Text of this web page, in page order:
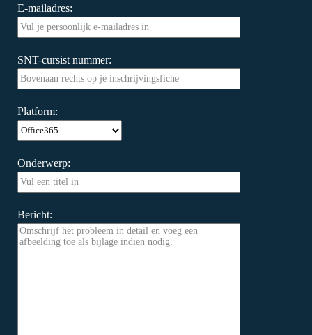
E-mailadres:
SNT-cursist nummer:
Platform:
Onderwerp:
Bericht: